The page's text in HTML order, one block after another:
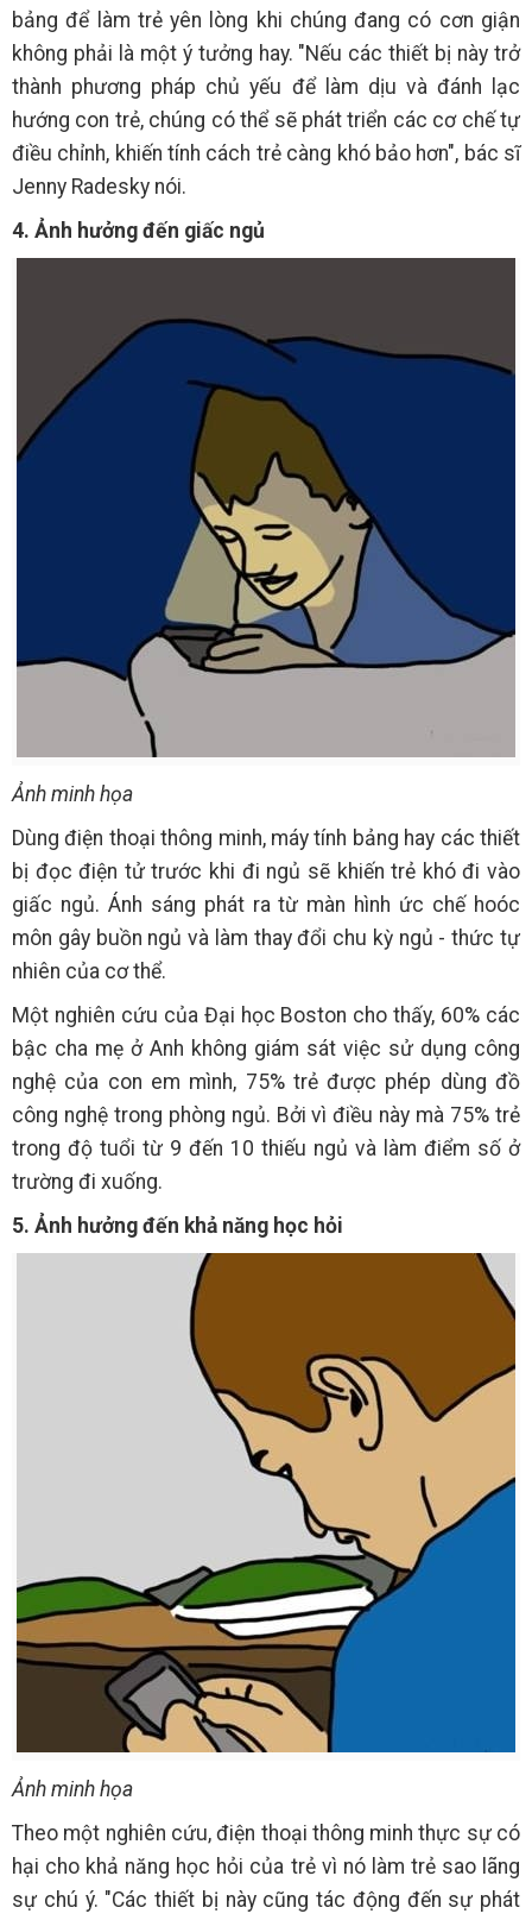
bảng để làm trẻ yên lòng khi chúng đang có cơn giận
không phải là một ý tưởng hay. "Nếu các thiết bị này trở
thành phương pháp chủ yếu để làm dịu và đánh lạc
hướng con trẻ, chúng có thể sẽ phát triển các cơ chế tự
điều chỉnh, khiến tính cách trẻ càng khó bảo hơn", bác sĩ
Jenny Radesky nói.
4. Ảnh hưởng đến giấc ngủ
Ảnh minh họa
Dùng điện thoại thông minh, máy tính bảng hay các thiết
bị đọc điện tử trước khi đi ngủ sẽ khiến trẻ khó đi vào
giấc ngủ. Ánh sáng phát ra từ màn hình ức chế hoóc
môn gây buồn ngủ và làm thay đổi chu kỳ ngủ - thức tự
nhiên của cơ thể.
Một nghiên cứu của Đại học Boston cho thấy, 60% các
bậc cha mẹ ở Anh không giám sát việc sử dụng công
nghệ của con em mình, 75% trẻ được phép dùng đồ
công nghệ trong phòng ngủ. Bởi vì điều này mà 75% trẻ
trong độ tuổi từ 9 đến 10 thiếu ngủ và làm điểm số ở
trường đi xuống.
5. Ảnh hưởng đến khả năng học hỏi
Ảnh minh họa
Theo một nghiên cứu, điện thoại thông minh thực sự có
hại cho khả năng học hỏi của trẻ vì nó làm trẻ sao lãng
sự chú ý. "Các thiết bị này cũng tác động đến sự phát